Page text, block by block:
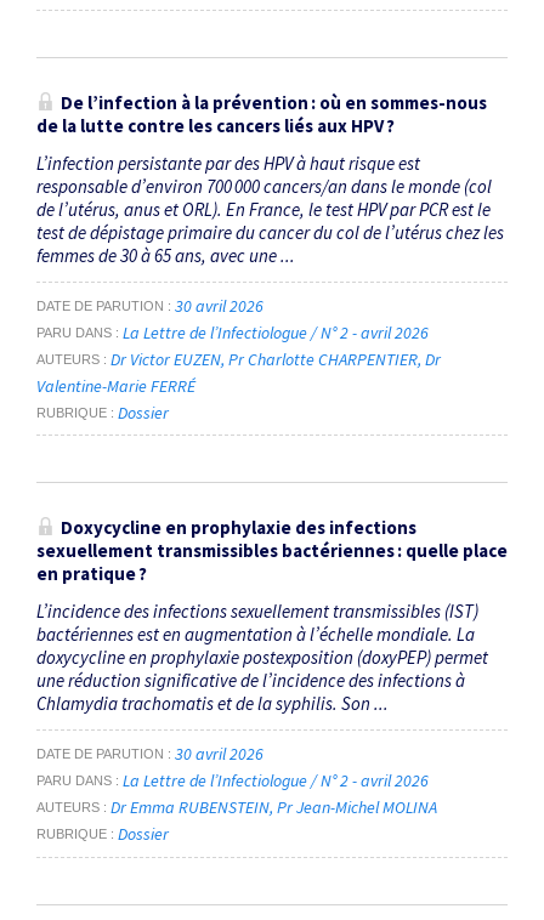
De l’infection à la prévention : où en sommes-nous
de la lutte contre les cancers liés aux HPV ?
L’infection persistante par des HPV à haut risque est
responsable d’environ 700 000 cancers/an dans le monde (col
de l’utérus, anus et ORL). En France, le test HPV par PCR est le
test de dépistage primaire du cancer du col de l’utérus chez les
femmes de 30 à 65 ans, avec une ...
DATE DE PARUTION 30 avril 2026
PARU DANS La Lettre de l’Infectiologue / N° 2 - avril 2026
AUTEURS Dr Victor EUZEN Pr Charlotte CHARPENTIER Dr
Valentine-Marie FERRÉ
RUBRIQUE Dossier
Doxycycline en prophylaxie des infections
sexuellement transmissibles bactériennes : quelle place
en pratique ?
L’incidence des infections sexuellement transmissibles (IST)
bactériennes est en augmentation à l’échelle mondiale. La
doxycycline en prophylaxie postexposition (doxyPEP) permet
une réduction significative de l’incidence des infections à
Chlamydia trachomatis et de la syphilis. Son ...
DATE DE PARUTION 30 avril 2026
PARU DANS La Lettre de l’Infectiologue / N° 2 - avril 2026
AUTEURS Dr Emma RUBENSTEIN Pr Jean-Michel MOLINA
RUBRIQUE Dossier